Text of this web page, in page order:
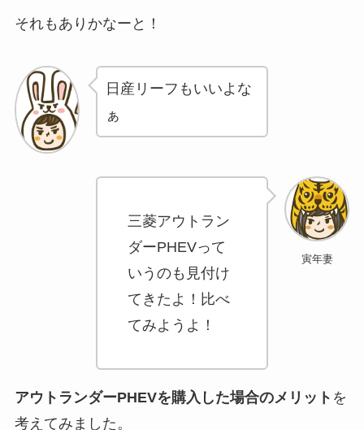
それもありかなーと！
日産リーフもいいよな
ぁ
寅年妻
三菱アウトラン
ダーPHEVって
いうのも見付け
てきたよ！比べ
てみようよ！
アウトランダーPHEVを購入した場合のメリット を
考えてみました。